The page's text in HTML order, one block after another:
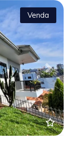
Next
Venda